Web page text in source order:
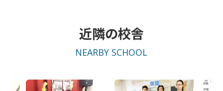
近隣の校舎
NEARBY SCHOOL